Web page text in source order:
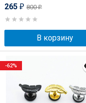
265 ₽ 800₽
В корзину
-62%